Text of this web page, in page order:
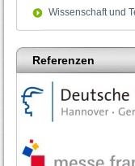
Wissenschaft und
Referenzen